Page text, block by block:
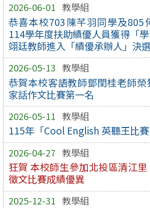
2026-06-01 教學組
恭喜本校703陳芊羽同學及805
114學年度扶助績優人員獲得「
翊廷教師進入「績優承辦人」決
2026-05-13 教學組
恭賀本校客語教師鄧閏桂老師
家話作文比賽第一名
2026-05-11 教學組
115年「Cool English 英聽王比
2026-04-27 教學組
狂賀 本校師生參加北投區清江里
徵文比賽成績優異
2025-12-31 教學組